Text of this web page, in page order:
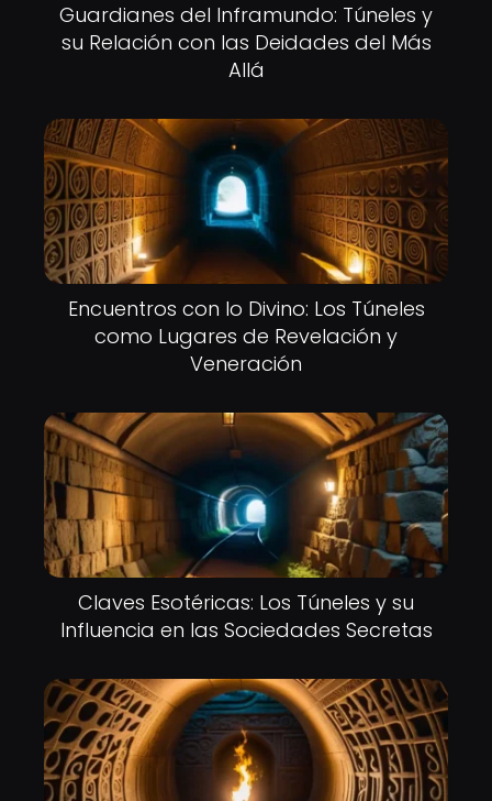
Guardianes del Inframundo: Túneles y
su Relación con las Deidades del Más
Allá
Encuentros con lo Divino: Los Túneles
como Lugares de Revelación y
Veneración
Claves Esotéricas: Los Túneles y su
Influencia en las Sociedades Secretas